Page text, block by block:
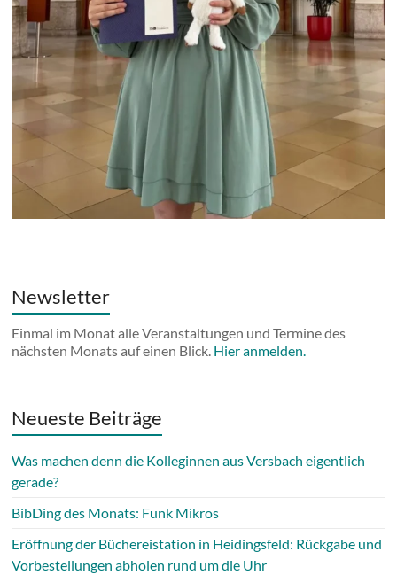
Newsletter
Einmal im Monat alle Veranstaltungen und Termine des
nächsten Monats auf einen Blick. Hier anmelden.
Neueste Beiträge
Was machen denn die Kolleginnen aus Versbach eigentlich
gerade?
BibDing des Monats: Funk Mikros
Eröffnung der Büchereistation in Heidingsfeld: Rückgabe und
Vorbestellungen abholen rund um die Uhr